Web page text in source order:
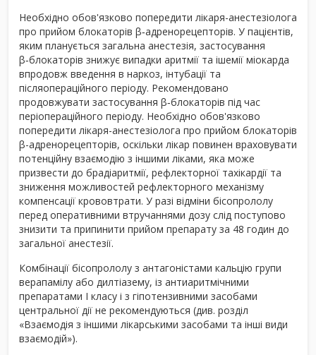
Необхідно обов'язково попередити лікаря-анестезіолога
про прийом блокаторів β‑адренорецепторів. У пацієнтів,
яким планується загальна анестезія, застосування
β‑блокаторів знижує випадки аритмії та ішемії міокарда
впродовж введення в наркоз, інтубації та
післяопераційного періоду. Рекомендовано
продовжувати застосування β‑блокаторів під час
періопераційного періоду. Необхідно обов'язково
попередити лікаря-анестезіолога про прийом блокаторів
β-адренорецепторів, оскільки лікар повинен враховувати
потенційну взаємодію з іншими ліками, яка може
призвести до брадіаритмії, рефлекторної тахікардії та
зниження можливостей рефлекторного механізму
компенсації крововтрати. У разі відміни бісопрололу
перед оперативними втручаннями дозу слід поступово
знизити та припинити прийом препарату за 48 годин до
загальної анестезії.
Комбінації бісопрололу з антагоністами кальцію групи
верапамілу або дилтіазему, із антиаритмічними
препаратами І класу і з гіпотензивними засобами
центральної дії не рекомендуються (див. розділ
«Взаємодія з іншими лікарськими засобами та інші види
взаємодій»).